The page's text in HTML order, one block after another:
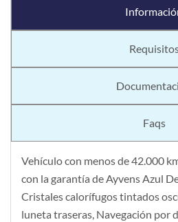
Faqs
Vehículo con menos de 42.000
con la garantía de Ayvens Azul
Cristales calorífugos tintados
luneta traseras, Navegación por